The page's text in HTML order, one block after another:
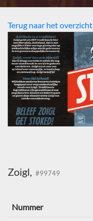
Terug naar het overzicht
Zoigl, #99749
Nummer